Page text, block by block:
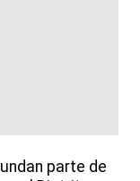
parte de